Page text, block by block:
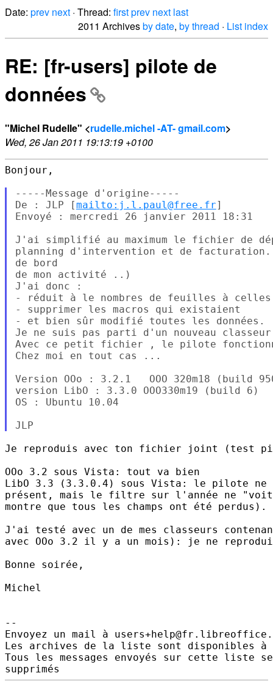
Date: prev next · Thread: firstprev next last
2011 Archivesby date, by thread · List index
RE: [fr-users] pilote de
données
"Michel Rudelle" <rudelle.michel -AT- gmail.com>
Wed, 26 Jan 2011 19:13:19 +0100
Bonjour,
-----Message d'origine-----
De : JLP [mailto:j.l.paul@free.fr]
Envoyé : mercredi 26 janvier 2011 18:31
J'ai simplifié au maximum le fichier de
planning d'intervention et de
de bord
de mon activité ..)
J'ai donc :
- réduit à le nombres de feuilles à celles
- supprimer les macros qui existaient
- et bien sûr modifié toutes les données.
Je ne suis pas parti d'un nouveau
Avec ce petit fichier , le pilote fonctionne
Chez moi en tout cas ...
Version OOo : 3.2.1   OOO 320m18 (build
version LibO : 3.3.0 OOO330m19 (build 6)
OS : Ubuntu 10.04
Je reproduis avec ton fichier joint (test
OOo 3.2 sous Vista: tout va bien
LibO 3.3 (3.3.0.4) sous Vista: le pilote ne
présent, mais le filtre sur l'année ne "voit
montre que tous les champs ont été perdus).
J'ai testé avec un de mes classeurs
avec OOo 3.2 il y a un mois): je ne
Bonne soirée,
Michel
--
Envoyez un mail à
Les archives de la liste sont disponibles à
Tous les messages envoyés sur cette liste